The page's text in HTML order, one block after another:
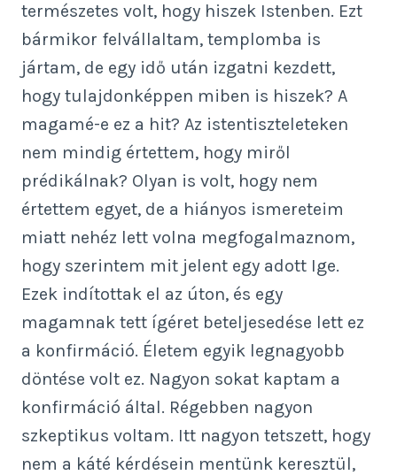
természetes volt, hogy hiszek Istenben. Ezt
bármikor felvállaltam, templomba is
jártam, de egy idő után izgatni kezdett,
hogy tulajdonképpen miben is hiszek? A
magamé-e ez a hit? Az istentiszteleteken
nem mindig értettem, hogy miről
prédikálnak? Olyan is volt, hogy nem
értettem egyet, de a hiányos ismereteim
miatt nehéz lett volna megfogalmaznom,
hogy szerintem mit jelent egy adott Ige.
Ezek indítottak el az úton, és egy
magamnak tett ígéret beteljesedése lett ez
a konfirmáció. Életem egyik legnagyobb
döntése volt ez. Nagyon sokat kaptam a
konfirmáció által. Régebben nagyon
szkeptikus voltam. Itt nagyon tetszett, hogy
nem a káté kérdésein mentünk keresztül,